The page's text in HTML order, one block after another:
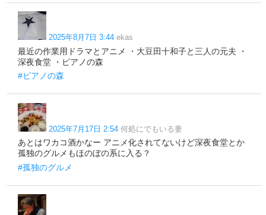
2025年8月7日 3:44 ekas
最近の作業用ドラマとアニメ ・大豆田十和子と三人の元夫 ・
深夜食堂 ・ピアノの森
#ピアノの森
2025年7月17日 2:54 何処にでもいる妻
あとはワカコ酒かなー アニメ化されてないけど深夜食堂とか
孤独のグルメもほのぼの系に入る？
#孤独のグルメ